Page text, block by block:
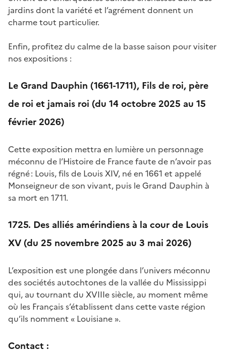
jardins dont la variété et l’agrément donnent un
charme tout particulier.
Enfin, profitez du calme de la basse saison pour visiter
nos expositions :
Le Grand Dauphin (1661-1711), Fils de roi, père
de roi et jamais roi (du 14 octobre 2025 au 15
février 2026)
Cette exposition mettra en lumière un personnage
méconnu de l’Histoire de France faute de n’avoir pas
régné : Louis, fils de Louis XIV, né en 1661 et appelé
Monseigneur de son vivant, puis le Grand Dauphin à
sa mort en 1711.
1725. Des alliés amérindiens à la cour de Louis
XV (du 25 novembre 2025 au 3 mai 2026)
L’exposition est une plongée dans l’univers méconnu
des sociétés autochtones de la vallée du Mississippi
qui, au tournant du XVIIIe siècle, au moment même
où les Français s’établissent dans cette vaste région
qu’ils nomment « Louisiane ».
Contact :